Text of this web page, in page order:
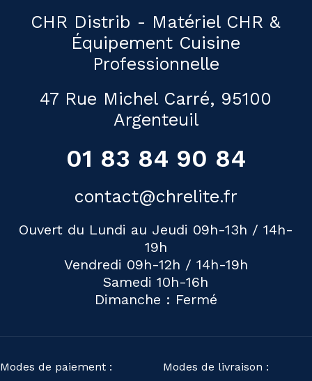
CHR Distrib - Matériel CHR &
Équipement Cuisine
Professionnelle
47 Rue Michel Carré, 95100
Argenteuil
01 83 84 90 84
contact@chrelite.fr
Ouvert du Lundi au Jeudi 09h-13h / 14h-
19h
Vendredi 09h-12h / 14h-19h
Samedi 10h-16h
Dimanche : Fermé
Modes de paiement : Modes de livraison :